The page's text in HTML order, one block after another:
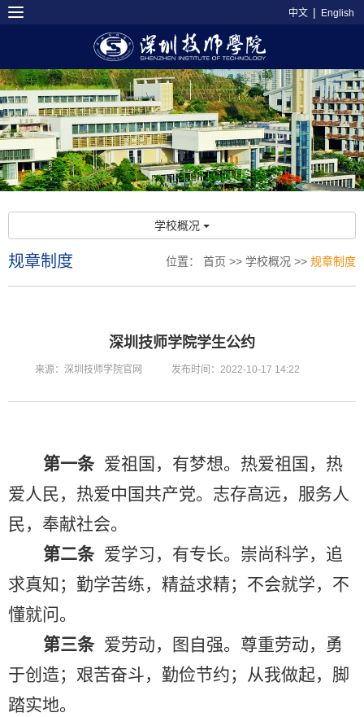
中文 | English
学校概况
规章制度 位置： 首页 >> 学校概况 >> 规章制度
深圳技师学院学生公约
来源：深圳技师学院官网 发布时间：2022-10-17 14:22
第一条 爱祖国，有梦想。热爱祖国，热
爱人民，热爱中国共产党。志存高远，服务人
民，奉献社会。
第二条 爱学习，有专长。崇尚科学，追
求真知；勤学苦练，精益求精；不会就学，不
懂就问。
第三条 爱劳动，图自强。尊重劳动，勇
于创造；艰苦奋斗，勤俭节约；从我做起，脚
踏实地。